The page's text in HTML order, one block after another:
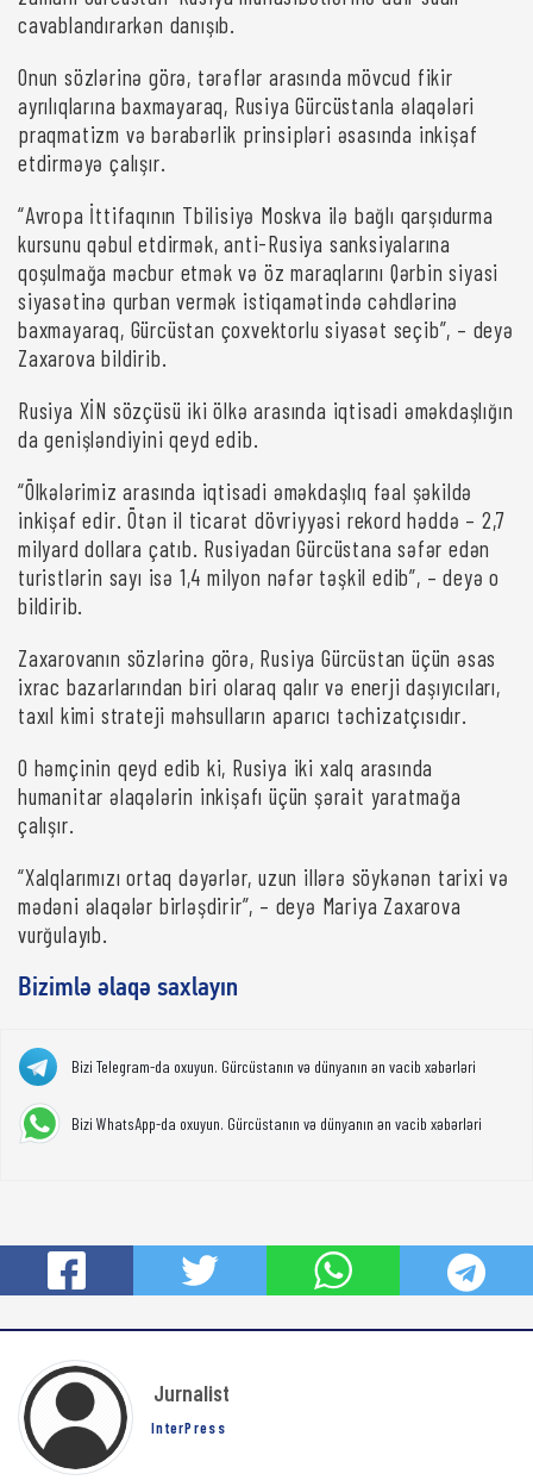
cavablandırarkən danışıb.
Onun sözlərinə görə, tərəflər arasında mövcud fikir
ayrılıqlarına baxmayaraq, Rusiya Gürcüstanla əlaqələri
praqmatizm və bərabərlik prinsipləri əsasında inkişaf
etdirməyə çalışır.
“Avropa İttifaqının Tbilisiyə Moskva ilə bağlı qarşıdurma
kursunu qəbul etdirmək, anti-Rusiya sanksiyalarına
qoşulmağa məcbur etmək və öz maraqlarını Qərbin siyasi
siyasətinə qurban vermək istiqamətində cəhdlərinə
baxmayaraq, Gürcüstan çoxvektorlu siyasət seçib”, – deyə
Zaxarova bildirib.
Rusiya XİN sözçüsü iki ölkə arasında iqtisadi əməkdaşlığın
da genişləndiyini qeyd edib.
“Ölkələrimiz arasında iqtisadi əməkdaşlıq fəal şəkildə
inkişaf edir. Ötən il ticarət dövriyyəsi rekord həddə – 2,7
milyard dollara çatıb. Rusiyadan Gürcüstana səfər edən
turistlərin sayı isə 1,4 milyon nəfər təşkil edib”, – deyə o
bildirib.
Zaxarovanın sözlərinə görə, Rusiya Gürcüstan üçün əsas
ixrac bazarlarından biri olaraq qalır və enerji daşıyıcıları,
taxıl kimi strateji məhsulların aparıcı təchizatçısıdır.
O həmçinin qeyd edib ki, Rusiya iki xalq arasında
humanitar əlaqələrin inkişafı üçün şərait yaratmağa
çalışır.
“Xalqlarımızı ortaq dəyərlər, uzun illərə söykənən tarixi və
mədəni əlaqələr birləşdirir”, – deyə Mariya Zaxarova
vurğulayıb.
Bizimlə əlaqə saxlayın
Bizi Telegram-da oxuyun. Gürcüstanın və dünyanın ən vacib xəbərləri
Bizi WhatsApp-da oxuyun. Gürcüstanın və dünyanın ən vacib xəbərləri
Jurnalist
InterPress